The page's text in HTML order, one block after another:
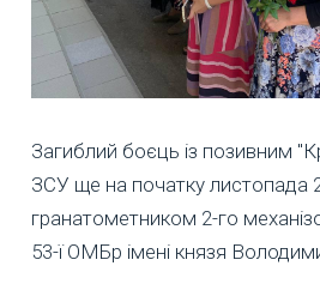
Загиблий боєць із позивним
ЗСУ ще на початку листопада
гранатометником 2-го
53-ї ОМБр імені князя